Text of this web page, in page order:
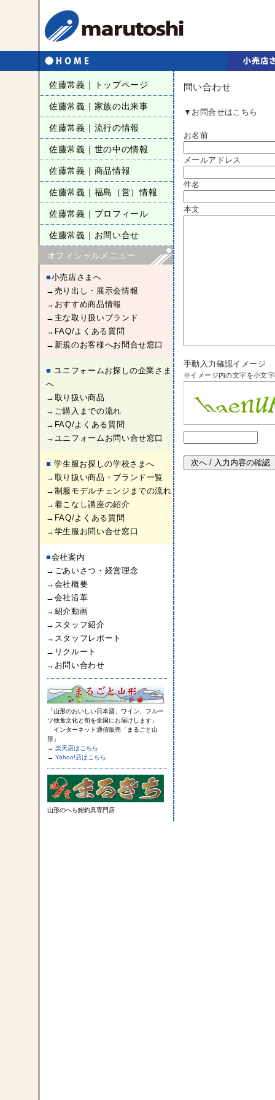
佐藤常義｜トップページ
佐藤常義｜家族の出来事
佐藤常義｜流行の情報
佐藤常義｜世の中の情報
佐藤常義｜商品情報
佐藤常義｜福島（営）情報
佐藤常義｜プロフィール
佐藤常義｜お問い合せ
オフィシャルメニュー
■小売店さまへ
→売り出し・展示会情報
→おすすめ商品情報
→主な取り扱いブランド
→FAQ/よくある質問
→新規のお客様へお問合せ窓口
■ ユニフォームお探しの企業さま
へ
→取り扱い商品
→ご購入までの流れ
→FAQ/よくある質問
→ユニフォームお問い合せ窓口
■ 学生服お探しの学校さまへ
→取り扱い商品・ブランド一覧
→制服モデルチェンジまでの流れ
→着こなし講座の紹介
→FAQ/よくある質問
→学生服お問い合せ窓口
■会社案内
→ ごあいさつ・経営理念
→ 会社概要
→ 会社沿革
→ 紹介動画
→ スタッフ紹介
→ スタッフレポート
→ リクルート
→ お問い合わせ
「山形のおいしい日本酒、ワイン、フルー
ツ他食文化と旬を全国にお届けします」
インターネット通信販売「まるごと山
形」
→ 楽天店はこちら
→ Yahoo!店はこちら
山形のへら鮒釣具専門店
問い合わせ
▼お問合せはこちら
お名前
メールアドレス
件名
本文
手動入力確認イメージ
※イメージ内の文字を小文